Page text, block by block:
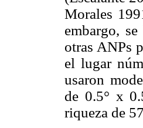
Morales
embargo,
otras ANPs
el lugar
usaron
de 0.5° x
riqueza de